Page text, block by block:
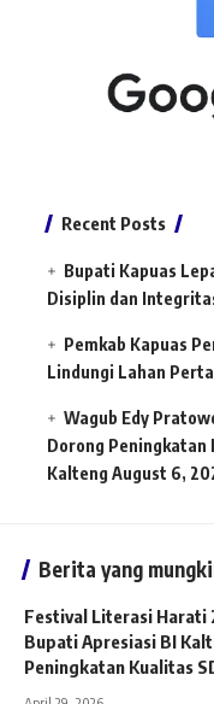
Recent Posts
Bupati Kapuas
Disiplin dan
Pemkab Kapuas
Lindungi Lahan
Wagub Edy
Dorong Peningkatan
Kalteng August 6,
Berita yang
Festival Literasi Harati
Bupati Apresiasi BI
Peningkatan Kualitas